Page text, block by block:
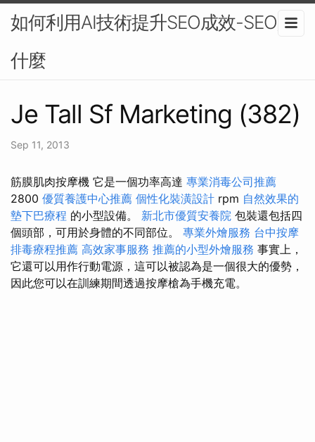
如何利用AI技術提升SEO成效-SEO是
什麼
Je Tall Sf Marketing (382)
Sep 11, 2013
筋膜肌肉按摩機 它是一個功率高達 專業消毒公司推薦
2800 優質養護中心推薦 個性化裝潢設計 rpm 自然效果的
墊下巴療程 的小型設備。 新北市優質安養院 包裝還包括四
個頭部，可用於身體的不同部位。 專業外燴服務 台中按摩
排毒療程推薦 高效家事服務 推薦的小型外燴服務 事實上，
它還可以用作行動電源，這可以被認為是一個很大的優勢，
因此您可以在訓練期間透過按摩槍為手機充電。